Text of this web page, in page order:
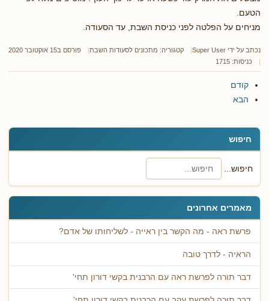
חיפוש
חיפוש...
מאמרים אחרונים
פרשת ראה - מה הקשר בין ראייה - לשליחותו של אדם?
הראיה - לדרך טובה
דבר תורה לפרשת ראה עם הרבנית בקשי דורון תחי'
הטעם.
מניחים על הפלטה לפני כניסת השבת, עד הסעודה.
נכתב על ידי Super User קטגוריה: מתכונים לסעודות השבת
פורסם ב15 אוקטובר 2020
כניסות: 1715
קודם
הבא